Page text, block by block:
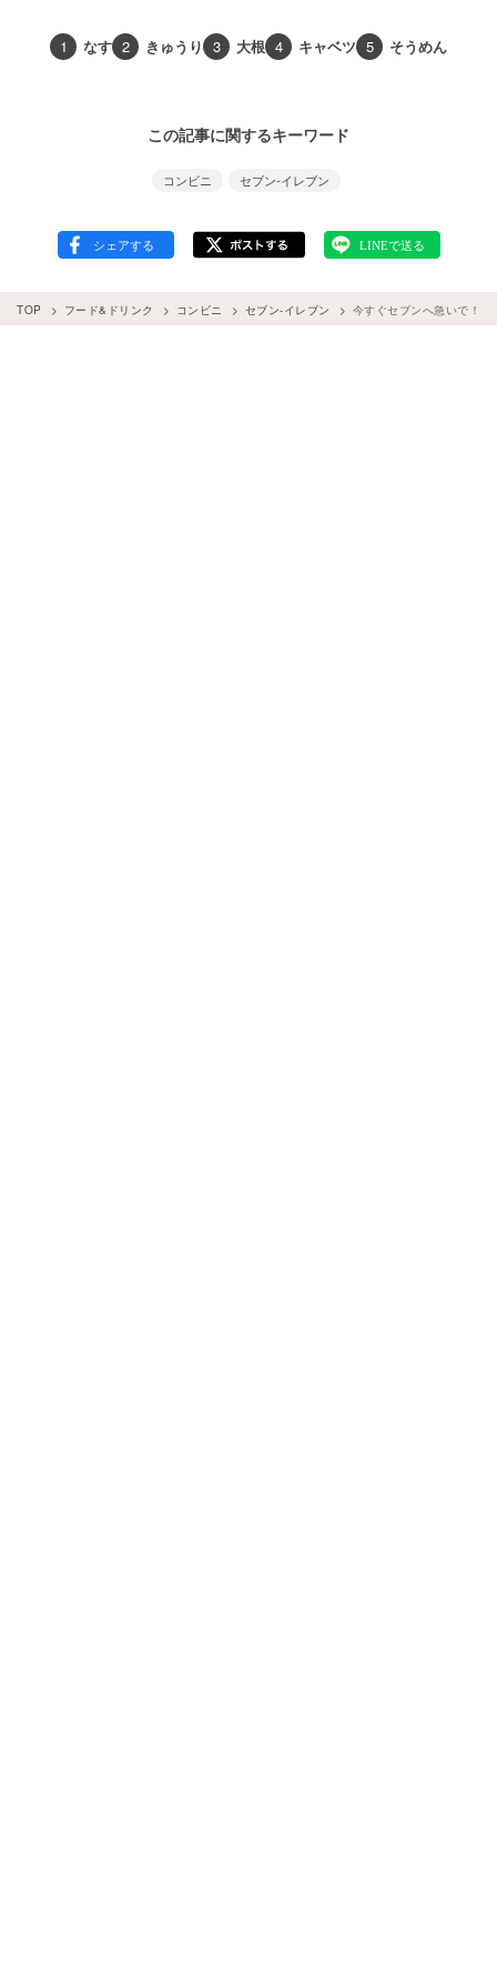
1 なす 2 きゅうり 3 大根 4 キャベツ 5 そうめん
この記事に関するキーワード
コンビニ セブン-イレブン
TOP フード&ドリンク コンビニ セブン-イレブン 今すぐセブンへ急いで！